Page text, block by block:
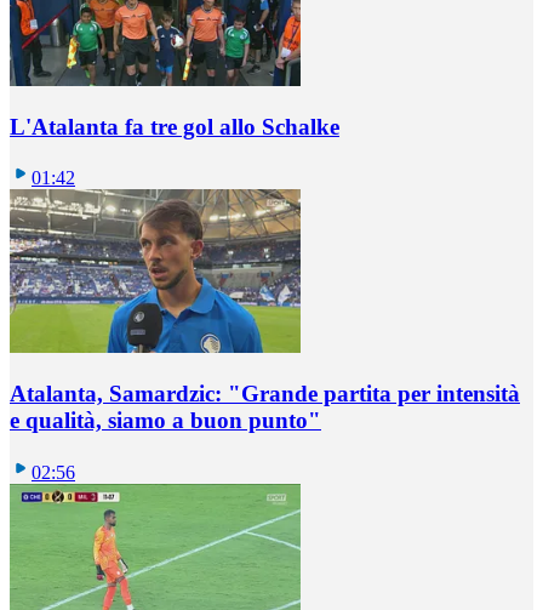
L'Atalanta fa tre gol allo Schalke
01:42
Atalanta, Samardzic: "Grande partita per intensità
e qualità, siamo a buon punto"
02:56